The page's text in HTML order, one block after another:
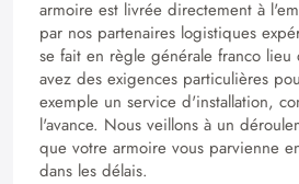
armoire est livrée directement à
par nos partenaires logistiques
se fait en règle générale franco lieu
avez des exigences particulières
exemple un service d'installation,
l'avance. Nous veillons à un
que votre armoire vous parvienne
dans les délais.